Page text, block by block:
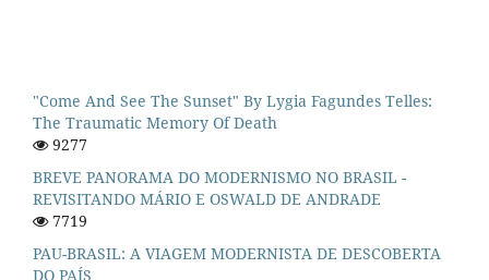
"Come And See The Sunset" By Lygia Fagundes Telles:
The Traumatic Memory Of Death
9277
BREVE PANORAMA DO MODERNISMO NO BRASIL -
REVISITANDO MÁRIO E OSWALD DE ANDRADE
7719
PAU-BRASIL: A VIAGEM MODERNISTA DE DESCOBERTA
DO PAÍS